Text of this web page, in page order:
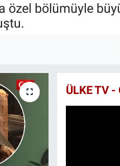
özel bölümüyle
ÜLKE TV -